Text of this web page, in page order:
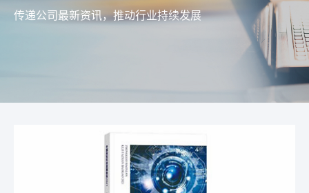
传递公司最新资讯，推动行业持续发展